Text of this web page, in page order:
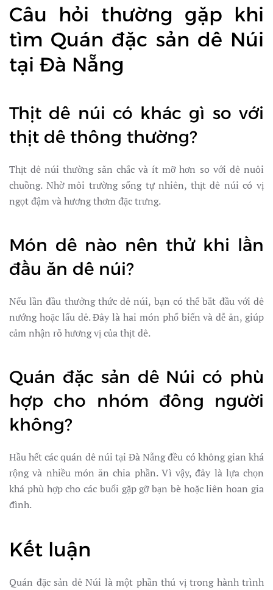
Câu hỏi thường gặp khi
tìm Quán đặc sản dê Núi
tại Đà Nẵng
Thịt dê núi có khác gì so với
thịt dê thông thường?
Thịt dê núi thường săn chắc và ít mỡ hơn so với dê nuôi
chuồng. Nhờ môi trường sống tự nhiên, thịt dê núi có vị
ngọt đậm và hương thơm đặc trưng.
Món dê nào nên thử khi lần
đầu ăn dê núi?
Nếu lần đầu thưởng thức dê núi, bạn có thể bắt đầu với dê
nướng hoặc lẩu dê. Đây là hai món phổ biến và dễ ăn, giúp
cảm nhận rõ hương vị của thịt dê.
Quán đặc sản dê Núi có phù
hợp cho nhóm đông người
không?
Hầu hết các quán dê núi tại Đà Nẵng đều có không gian khá
rộng và nhiều món ăn chia phần. Vì vậy, đây là lựa chọn
khá phù hợp cho các buổi gặp gỡ bạn bè hoặc liên hoan gia
đình.
Kết luận
Quán đặc sản dê Núi là một phần thú vị trong hành trình